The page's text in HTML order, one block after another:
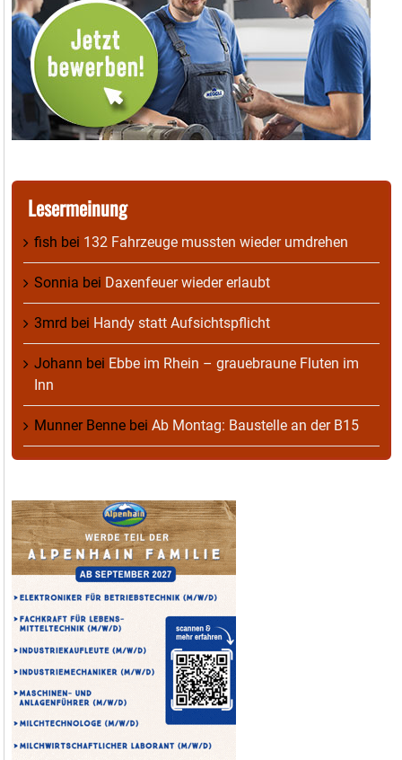
Lesermeinung
fish bei 132 Fahrzeuge mussten wieder umdrehen
Sonnia bei Daxenfeuer wieder erlaubt
3mrd bei Handy statt Aufsichtspflicht
Johann bei Ebbe im Rhein – grauebraune Fluten im
Inn
Munner Benne bei Ab Montag: Baustelle an der B15